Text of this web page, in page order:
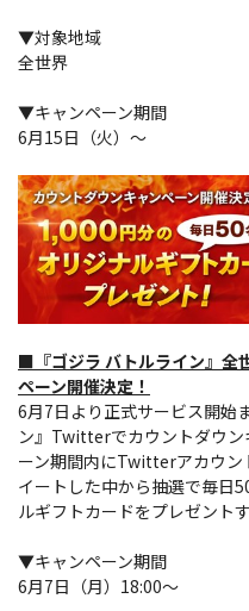
▼対象地域
全世界
▼キャンペーン期間
6月15日（火）～
■『ゴジラ バトルライン』全
ペーン開催決定！
6月7日より正式サービス開始
ン』Twitterでカウントダウン
ーン期間内にTwitterアカウン
イートした中から抽選で毎日
ルギフトカードをプレゼントす
▼キャンペーン期間
6月7日（月）18:00～